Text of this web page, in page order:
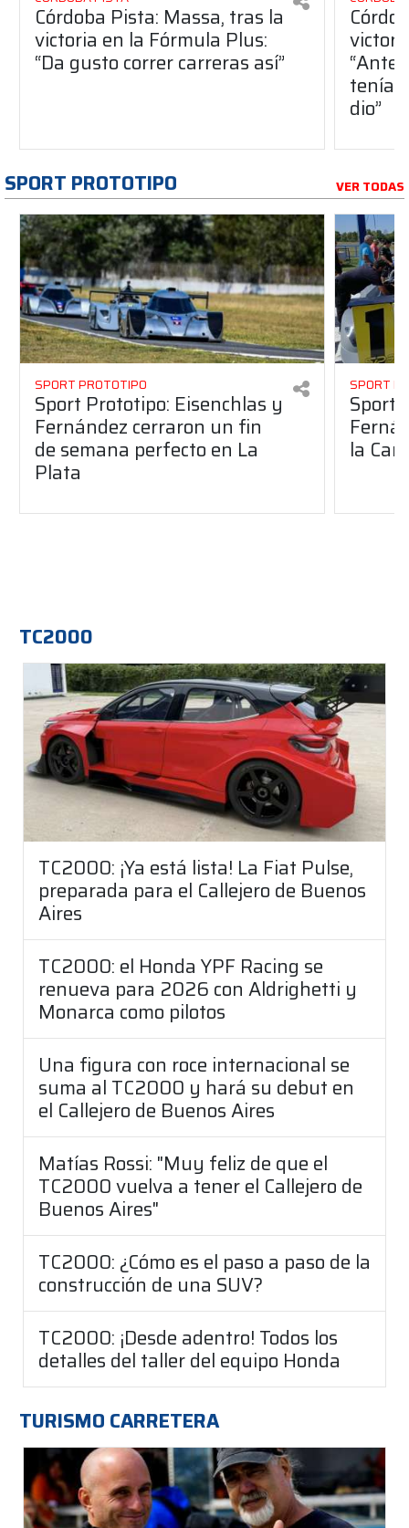
Córdoba Pista: Massa, tras la
victoria en la Fórmula Plus:
“Da gusto correr carreras así”
dio”
SPORT PROTOTIPO VER TODAS
SPORT PROTOTIPO
Sport Prototipo: Eisenchlas y
Fernández cerraron un fin
de semana perfecto en La
Plata
SPORT
Sport
la
TC2000
TC2000: ¡Ya está lista! La Fiat Pulse,
preparada para el Callejero de Buenos
Aires
TC2000: el Honda YPF Racing se
renueva para 2026 con Aldrighetti y
Monarca como pilotos
Una figura con roce internacional se
suma al TC2000 y hará su debut en
el Callejero de Buenos Aires
Matías Rossi: "Muy feliz de que el
TC2000 vuelva a tener el Callejero de
Buenos Aires"
TC2000: ¿Cómo es el paso a paso de la
construcción de una SUV?
TC2000: ¡Desde adentro! Todos los
detalles del taller del equipo Honda
TURISMO CARRETERA